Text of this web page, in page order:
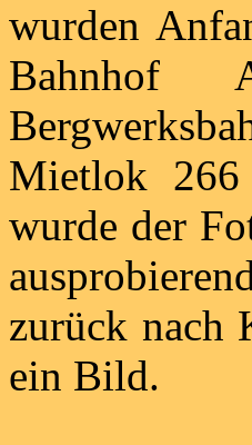
wurden
Bahnhof
Mietlok
wurde der
zurück nach
ein Bild.